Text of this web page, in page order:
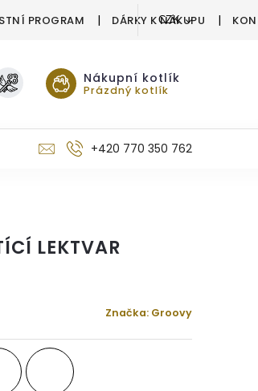
PROGRAM DÁRKY K NÁKUPU
CZK
Nákupní kotlík
Prázdný kotlík
+420 770 350 762
LEKTVAR
Značka: Groovy